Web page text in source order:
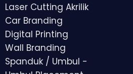
Laser Cutting Akrilik
Car Branding
Digital Printing
Wall Branding
Spanduk / Umbul -